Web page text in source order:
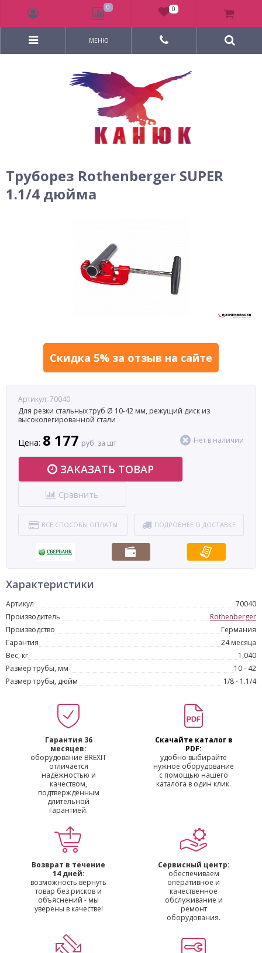
МЕНЮ
Труборез Rothenberger SUPER
1.1/4 дюйма
Скидка 5% за отзыв на сайте
Артикул: 70040
Для резки стальных труб Ø 10-42 мм, режущий диск из
высоколегированной стали
Цена: 8 177 руб. за шт Нет в наличии
ЗАКАЗАТЬ ТОВАР
Сравнить
ВСЕ СПОСОБЫ ОПЛАТЫ ПОДРОБНЕЕ О ДОСТАВКЕ
Характеристики
Артикул
70040
Производитель
Rothenberger
Производство
Германия
Гарантия
24 месяца
Вес, кг
1,040
Размер трубы, мм
10 - 42
Размер трубы, дюйм
1/8 - 1.1/4
Гарантия 36
месяцев:
оборудование BREXIT
отличается
надёжностью и
качеством,
подтверждённым
длительной
гарантией.
Скачайте каталог в
PDF:
удобно выбирайте
нужное оборудование
с помощью нашего
каталога в один клик.
Возврат в течение
14 дней:
возможность вернуть
товар без рисков и
объяснений - мы
уверены в качестве!
Сервисный центр:
обеспечиваем
оперативное и
качественное
обслуживание и
ремонт
оборудования.
0 0